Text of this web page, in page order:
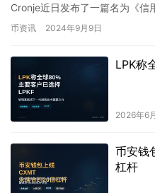
Cronje近日发布了一篇名为《
这篇文章中，他谈到了…
币资讯 2024年9月9日
LPK称
2026年6
币安钱
杠杆